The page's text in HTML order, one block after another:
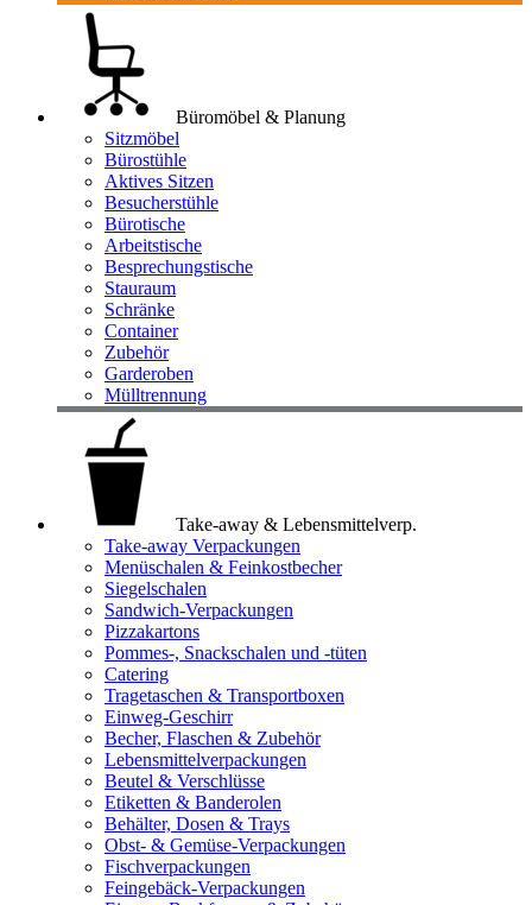
Büromöbel & Planung
Sitzmöbel
Bürostühle
Aktives Sitzen
Besucherstühle
Bürotische
Arbeitstische
Besprechungstische
Stauraum
Schränke
Container
Zubehör
Garderoben
Mülltrennung
Take-away & Lebensmittelverp.
Take-away Verpackungen
Menüschalen & Feinkostbecher
Siegelschalen
Sandwich-Verpackungen
Pizzakartons
Pommes-, Snackschalen und -tüten
Catering
Tragetaschen & Transportboxen
Einweg-Geschirr
Becher, Flaschen & Zubehör
Lebensmittelverpackungen
Beutel & Verschlüsse
Etiketten & Banderolen
Behälter, Dosen & Trays
Obst- & Gemüse-Verpackungen
Fischverpackungen
Feingebäck-Verpackungen